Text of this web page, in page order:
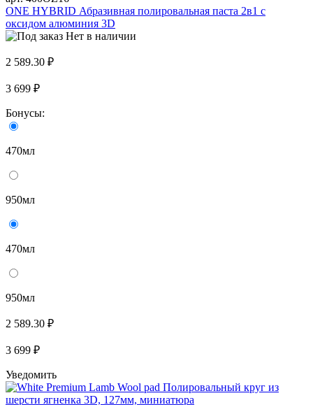
ONE HYBRID Абразивная полировальная паста 2в1 с
оксидом алюминия 3D
Нет в наличии
2 589.30 ₽
3 699 ₽
Бонусы:
470мл
950мл
470мл
950мл
2 589.30 ₽
3 699 ₽
Уведомить